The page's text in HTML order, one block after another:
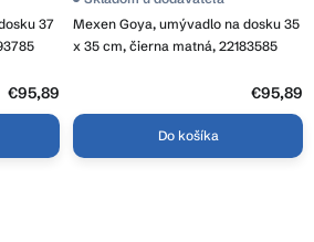
37
€95,89
Mexen Goya, umývadlo na dosku 35
x 35 cm, čierna matná, 22183585
€95,89
Do košíka